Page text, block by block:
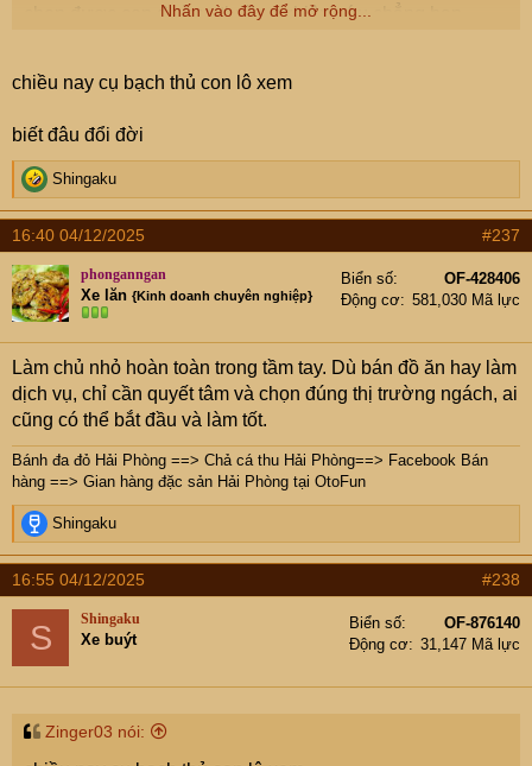
chọn được con đường thuần nghiên cứu chẳng hạn.
T3) sống vui khỏe ấy chứ
)
Nhấn vào đây để mở rộng...
chiều nay cụ bạch thủ con lô xem
biết đâu đổi đời
R
e
a
c
t
i
o
n
s
:
Shingaku
16:40 04/12/2025 #237
phonganngan
Xe lăn {Kinh doanh chuyên nghiệp}
Biển số
OF-428406
Động cơ
581,030 Mã lực
Làm chủ nhỏ hoàn toàn trong tầm tay. Dù bán đồ ăn hay làm
dịch vụ, chỉ cần quyết tâm và chọn đúng thị trường ngách, ai
cũng có thể bắt đầu và làm tốt.
Bánh đa đỏ Hải Phòng ==> Chả cá thu Hải Phòng==> Facebook Bán
hàng ==> Gian hàng đặc sản Hải Phòng tại OtoFun
R
e
a
c
t
n
s
Shingaku
16:55 04/12/2025 #238
S Shingaku
Xe buýt
Biển số
OF-876140
Động cơ
31,147 Mã lực
Zinger03 nói: